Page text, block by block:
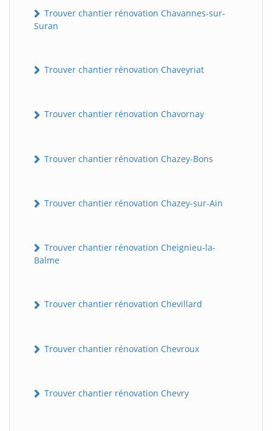
Trouver chantier rénovation Chavannes-sur-
Suran
Trouver chantier rénovation Chaveyriat
Trouver chantier rénovation Chavornay
Trouver chantier rénovation Chazey-Bons
Trouver chantier rénovation Chazey-sur-Ain
Trouver chantier rénovation Cheignieu-la-
Balme
Trouver chantier rénovation Chevillard
Trouver chantier rénovation Chevroux
Trouver chantier rénovation Chevry